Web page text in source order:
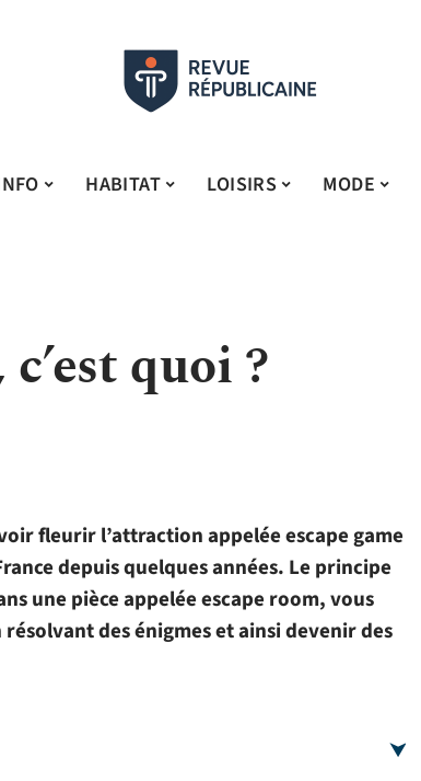
HABITAT LOISIRS MODE
quoi ?
fleurir l’attraction appelée escape game
depuis quelques années. Le principe
une pièce appelée escape room, vous
des énigmes et ainsi devenir des